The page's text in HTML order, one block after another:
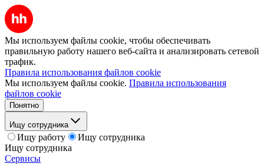
Мы используем файлы cookie, чтобы обеспечивать
правильную работу нашего веб-сайта и анализировать сетевой
трафик.
Правила использования файлов cookie
Мы используем файлы cookie. Правила использования
файлов cookie
Понятно
Ищу сотрудника
Ищу работу
Ищу сотрудника
Ищу сотрудника
Сервисы